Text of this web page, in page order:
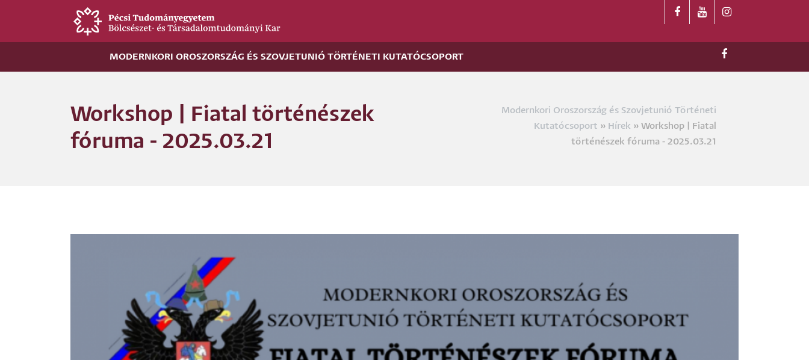
MODERNKORI OROSZORSZÁG ÉS SZOVJETUNIÓ TÖRTÉNETI KUTATÓCSOPORT
Workshop | Fiatal történészek
fóruma - 2025.03.21
Morzsa
Modernkori Oroszország és Szovjetunió Történeti
Kutatócsoport
Hírek
Workshop | Fiatal
történészek fóruma - 2025.03.21